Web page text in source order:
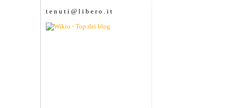
t e n u t i @ l i b e r o . i t